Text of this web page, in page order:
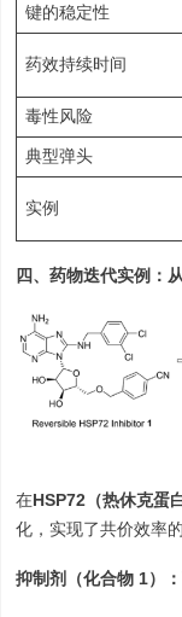
键的稳定性
药效持续时间
毒性风险
典型弹头
实例
四、药物迭代实例：
在HSP72（热休克蛋
化，实现了共价效率的
抑制剂（化合物 1）：